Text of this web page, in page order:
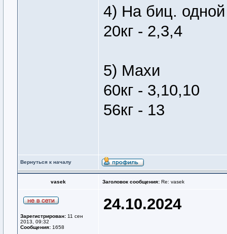
4) На биц. одной
20кг - 2,3,4
5) Махи
60кг - 3,10,10
56кг - 13
Вернуться к началу
vasek Заголовок сообщения: Re: vasek
Зарегистрирован: 11 сен
2013, 09:32
Сообщения: 1658
24.10.2024